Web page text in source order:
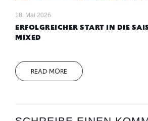
18. Mai 2026
ERFOLGREICHER START IN DIE
MIXED
READ MORE